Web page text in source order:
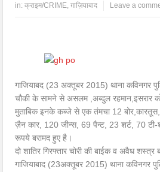
in:क्राइम/CRIME,ग़ाज़ियाबाद Leave a
गाजियाबद (23 अक्तूबर 2015) थाना कविनगर
चौकी के सामने से असलम ,अब्दुल रहमान,इसरार
मुताबिक इनके कब्जे से एक तंमचा 12
ज़ैन कार, 120 जीन्स, 69 पैन्ट, 23 शर्ट, 70 टी-
रूपये बरामद हुए है।
दो शातिर गिरफ्तार चोरी की बाईक व अवैध शस्त्र
गाजियाबाद (23अक्तूबर 2015) थाना कविनगर